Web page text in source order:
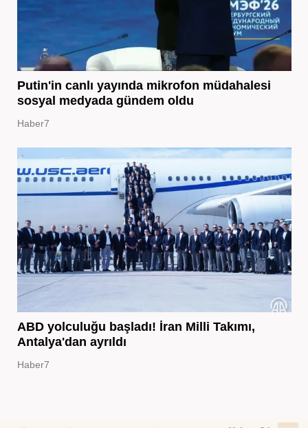
Putin'in canlı yayında mikrofon müdahalesi
sosyal medyada gündem oldu
Haber7
ABD yolculuğu başladı! İran Milli Takımı,
Antalya'dan ayrıldı
Haber7